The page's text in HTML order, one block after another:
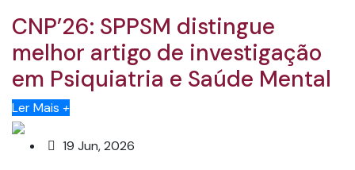
CNP’26: SPPSM distingue
melhor artigo de investigação
em Psiquiatria e Saúde Mental
Ler Mais +
19 Jun, 2026